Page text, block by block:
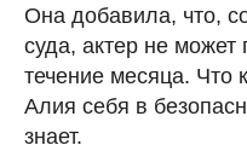
Она добавила, что,
суда, актер не может
течение месяца. Что
Алия себя в
знает.